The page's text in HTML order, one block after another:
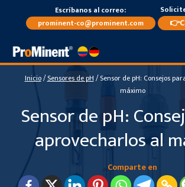
contenido
Escríbanos al correo:
prominent-co@prominent.com
Inicio/Sensores de pH/ Sensor de pH: Consejos
máximo
Sensor de pH:
aprovecharlos al
Comparte en